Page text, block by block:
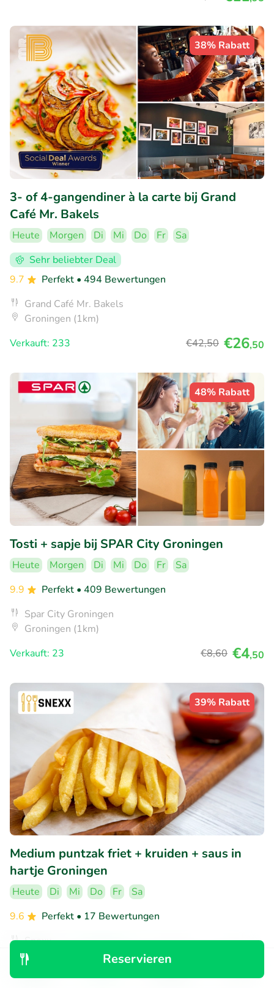
Reservieren
38% Rabatt
3- of 4-gangendiner à la carte bij Grand
Café Mr. Bakels
Heute Morgen Di Mi Do Fr
Sa
Sehr beliebter Deal
9.7
Perfekt • 494 Bewertungen
Grand Café Mr. Bakels
Groningen (1km)
Verkauft: 233
€42,50 €26,50
48% Rabatt
Tosti + sapje bij SPAR City Groningen
Heute Morgen Di Mi Do Fr
Sa
9.9
Perfekt • 409 Bewertungen
Spar City Groningen
Groningen (1km)
Verkauft: 23
€8,60 €4,50
39% Rabatt
Medium puntzak friet + kruiden + saus in
hartje Groningen
Heute Di Mi Do Fr
Sa
9.6
Perfekt • 17 Bewertungen
Snexx
Groningen (1km)
Verkauft: 177
€4,10 €2,50